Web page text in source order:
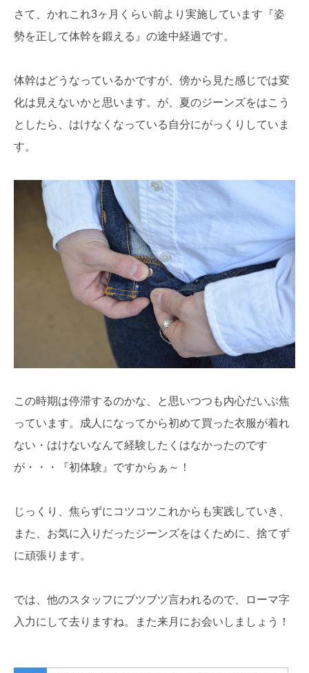
さて、かれこれ3ヶ月くらい前より実施しています『姿
勢を正して体幹を鍛える』の途中経過です。
体幹はどうなっているかですが、傍から見た感じでは変
化は見えないかと思います。が、夏のジーンズをはこう
としたら、はけなくなっている自分にがっくりしていま
す。
この時期は停滞するのかな、と思いつつも内心だいぶ焦
っています。成人になってから初めて買った衣服が着れ
ない・はけないなんて経験したくはなかったのです
が・・・『初体験』ですからぁ～！
じっくり、焦らずにコツコツこれからも実践していき、
また、お気に入りだったジーンズをはくために、捨てず
に頑張ります。
では、他のスタッフにブツブツ言われるので、ローマ字
入力にして去りますね。また来月にお会いしましょう！